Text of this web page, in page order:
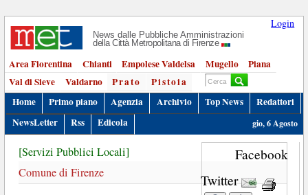
Login
News dalle Pubbliche Amministrazioni
della Città Metropolitana di Firenze
Area Fiorentina Chianti Empolese Valdelsa Mugello
Piana
Val di Sieve
Valdarno Prato
Pistoia
Home
Primo piano Agenzia Archivio Top News
Redattori
NewsLetter
Rss Edicola gio, 6 Agosto
Facebook
Twitter
[Servizi Pubblici Locali]
Comune di Firenze